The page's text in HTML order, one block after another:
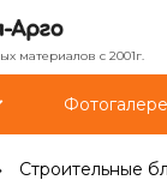
материалов с 2001г.
Строительные